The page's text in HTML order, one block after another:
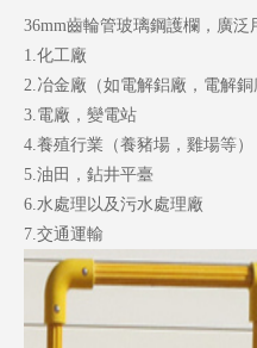
36mm齒輪管玻璃鋼護欄，廣泛
1.化工廠
2.冶金廠（如電解鋁廠，電解
3.電廠，變電站
4.養殖行業（養豬場，雞場等）
5.油田，鉆井平臺
6.水處理以及污水處理廠
7.交通運輸